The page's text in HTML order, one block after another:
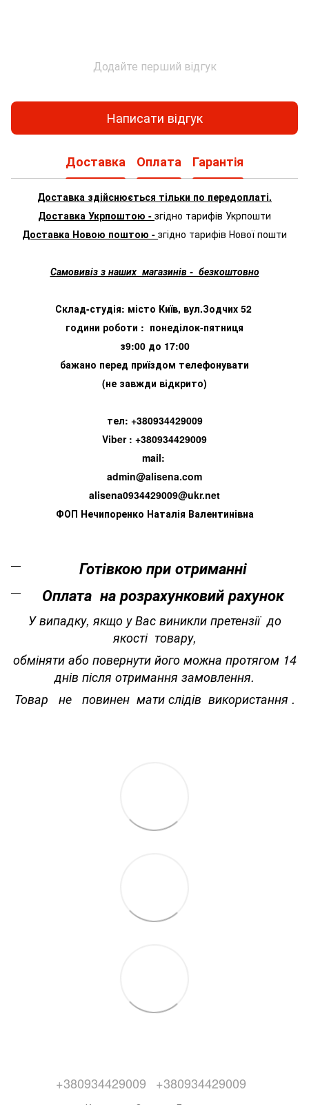
Додайте перший відгук
Написати відгук
Доставка Оплата Гарантія
Доставка здійснюється тільки по передоплаті.
Доставка Укрпоштою - згідно тарифів Укрпошти
Доставка Новою поштою - згідно тарифів Нової пошти
Самовивіз з наших магазинів - безкоштовно
Склад-студія: місто Київ, вул.Зодчих 52
години роботи : понеділок-пятниця
з9:00 до 17:00
бажано перед приїздом телефонувати
(не завжди відкрито)
тел: +380934429009
Viber : +380934429009
mail:
admin@alisena.com
alisena0934429009@ukr.net
ФОП Нечипоренко Наталія Валентинівна
Готівкою при отриманні
Оплата на розрахунковий рахунок
У випадку, якщо у Вас виникли претензії до
якості товару,
обміняти або повернути його можна протягом 14
днів після отримання замовлення.
Товар не повинен мати слідів використання .
+380934429009 +380934429009